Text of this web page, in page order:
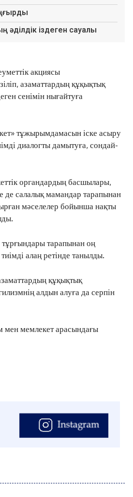
Жарнама
әділдік іздеген сауалы
акциясы
азаматтардың құқықтық
сенімін нығайтуға
тұжырымдамасын іске асыру
диалогты дамытуға, сондай-
органдардың басшылары,
де салалық мамандар тарапынан
мәселелер бойынша нақты
тарапынан оң
алаң ретінде танылды.
құқықтық
алдын алуға да серпін
мен мемлекет арасындағы